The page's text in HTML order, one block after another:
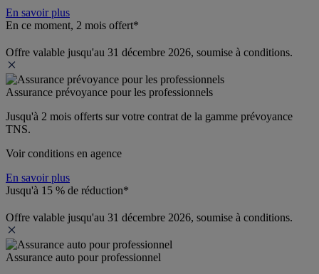
En savoir plus
En ce moment, 2 mois offert*
Offre valable jusqu'au 31 décembre 2026, soumise à conditions.
Assurance prévoyance pour les professionnels
Jusqu'à 2 mois offerts sur votre contrat de la gamme prévoyance
TNS.
Voir conditions en agence
En savoir plus
Jusqu'à 15 % de réduction*
Offre valable jusqu'au 31 décembre 2026, soumise à conditions.
Assurance auto pour professionnel